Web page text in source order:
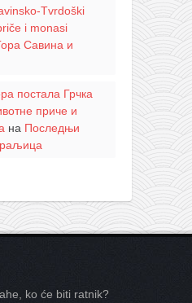
Tvrdoški
i monasi
Савина и
постала Грчка
приче и
на Последњи
ko će biti ratnik?